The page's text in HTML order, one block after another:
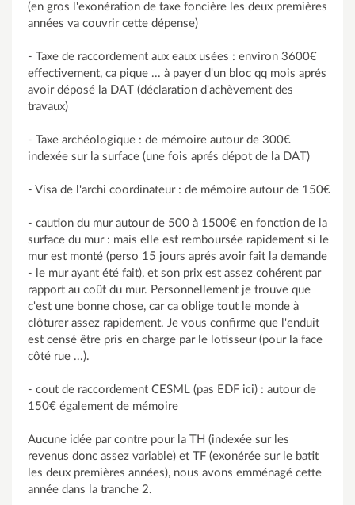
(en gros l'exonération de taxe foncière les deux premières
années va couvrir cette dépense)
- Taxe de raccordement aux eaux usées : environ 3600€
effectivement, ca pique ... à payer d'un bloc qq mois aprés
avoir déposé la DAT (déclaration d'achèvement des
travaux)
- Taxe archéologique : de mémoire autour de 300€
indexée sur la surface (une fois aprés dépot de la DAT)
- Visa de l'archi coordinateur : de mémoire autour de 150€
- caution du mur autour de 500 à 1500€ en fonction de la
surface du mur : mais elle est remboursée rapidement si le
mur est monté (perso 15 jours aprés avoir fait la demande
- le mur ayant été fait), et son prix est assez cohérent par
rapport au coût du mur. Personnellement je trouve que
c'est une bonne chose, car ca oblige tout le monde à
clôturer assez rapidement. Je vous confirme que l'enduit
est censé être pris en charge par le lotisseur (pour la face
côté rue ...).
- cout de raccordement CESML (pas EDF ici) : autour de
150€ également de mémoire
Aucune idée par contre pour la TH (indexée sur les
revenus donc assez variable) et TF (exonérée sur le batit
les deux premières années), nous avons emménagé cette
année dans la tranche 2.